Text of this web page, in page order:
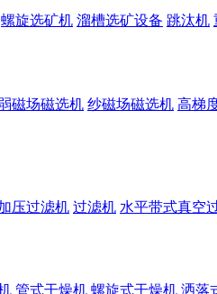
螺旋选矿机 溜槽选矿设备 跳汰机
磁场磁选机 纱磁场磁选机 高梯
压过滤机 过滤机 水平带式真空
管式干燥机 螺旋式干燥机 洒落